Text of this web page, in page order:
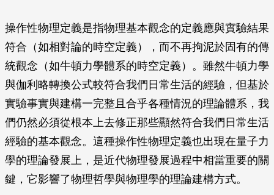
操作性物理定義是指物理基本觀念的定義應與實驗結果
符合（如相對論的時空定義），而不再拘泥於固有的傳
統觀念（如牛頓力學體系的時空定義）。雖然牛頓力學
與伽利略轉換公式較符合我們日常生活的經驗，但基於
實驗事實與建構一完整且合乎各種情況的理論體系，我
們仍然必須從根本上去修正那些顯然符合我們日常生活
經驗的基本觀念。這種操作性物理定義也出現在量子力
學的理論發展上，是近代物理發展過程中相當重要的關
鍵，它影響了物理哲學與物理學的理論建構方式。